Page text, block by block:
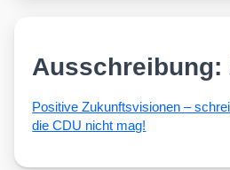
Ausschreibung:
Posi­ti­ve Zukunfts­vi­sio­nen –
die CDU nicht mag!